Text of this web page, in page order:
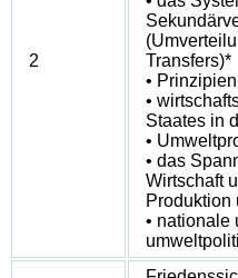
2
Transfers)*
•
•
Staates in
•
• das
Wirtschaft
Produktion
• nationale